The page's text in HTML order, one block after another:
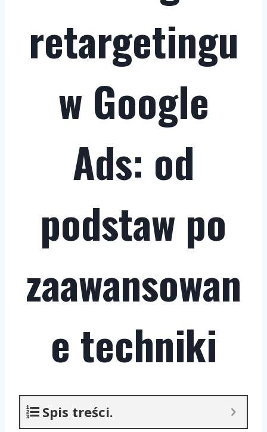
retargetingu
w Google
Ads: od
podstaw po
zaawansowan
e techniki
Spis treści.